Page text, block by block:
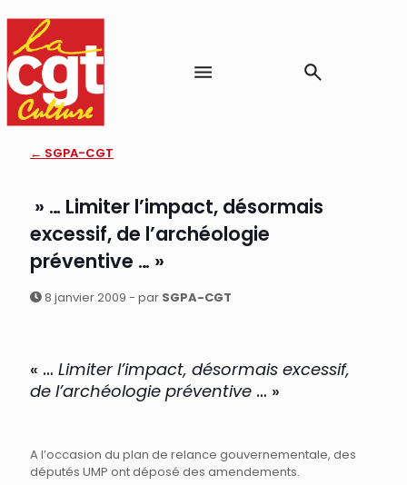
← SGPA-CGT
» … Limiter l’impact, désormais
excessif, de l’archéologie
préventive … »
8 janvier 2009 - par SGPA-CGT
« … Limiter l’impact, désormais excessif,
de l’archéologie préventive … »
A l’occasion du plan de relance gouvernementale, des
députés UMP ont déposé des amendements.